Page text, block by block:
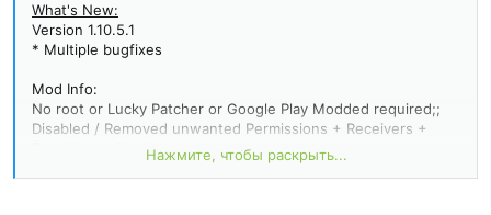
What's New:
Version 1.10.5.1
* Multiple bugfixes
Mod Info:
No root or Lucky Patcher or Google Play Modded required;;
Disabled / Removed unwanted Permissions + Receivers +
Providers + Services;
Optimized and zipaligned graphics and cleaned resources for
Нажмите, чтобы раскрыть...